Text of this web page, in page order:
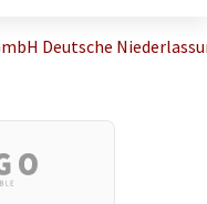
Deutsche